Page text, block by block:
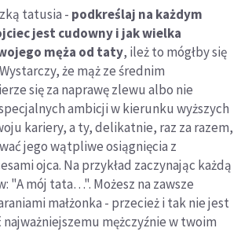
tatusia - podkreślaj na każdym
jest cudowny i jak wielka
męża od taty, ileż to mógłby się
że mąż ze średnim
się za naprawę zlewu albo nie
ambicji w kierunku wyższych
kariery, a ty, delikatnie, raz za razem,
jego wątpliwe osiągnięcia z
ojca. Na przykład zaczynając każdą
"A mój tata…". Możesz na zawsze
małżonka - przecież i tak nie jest
mężczyźnie w twoim